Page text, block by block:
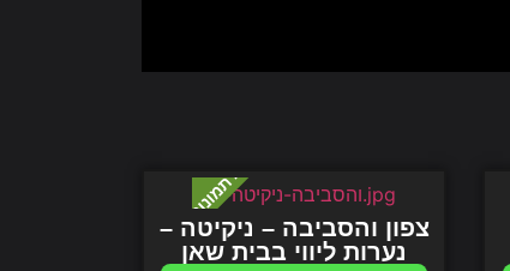
צפון והסביבה – ניקיטה –
נערות ליווי בבית שאן